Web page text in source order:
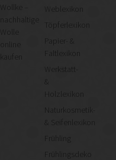
Wollke –
nachhaltige
kaufen
Weblexikon
Töpferlexikon
Papier- &
Faltlexikon
Werkstatt-
&
Holzlexikon
Naturkosmetik-
& Seifenlexikon
Frühling
Frühlingsdeko